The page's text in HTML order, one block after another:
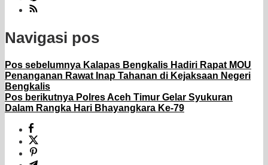
Navigasi pos
Pos sebelumnya Kalapas Bengkalis Hadiri Rapat MOU
Penanganan Rawat Inap Tahanan di Kejaksaan Negeri
Bengkalis
Pos berikutnya Polres Aceh Timur Gelar Syukuran
Dalam Rangka Hari Bhayangkara Ke-79